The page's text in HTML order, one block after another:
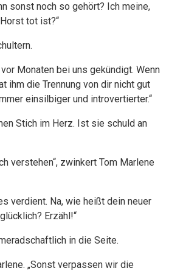
sonst noch so gehört? Ich meine,
tot ist?“
Monaten bei uns gekündigt. Wenn
ihm die Trennung von dir nicht gut
einsilbiger und introvertierter.“
Stich im Herz. Ist sie schuld an
verstehen“, zwinkert Tom Marlene
verdient. Na, wie heißt dein neuer
Erzähl!“
in die Seite.
„Sonst verpassen wir die